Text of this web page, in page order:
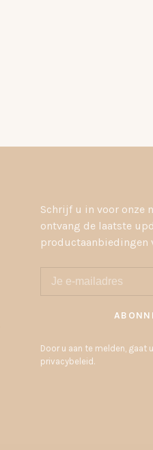
Schrijf u in voor onze
ontvang de laatste
productaanbiedingen
Door u aan te melden, gaat
privacybeleid.